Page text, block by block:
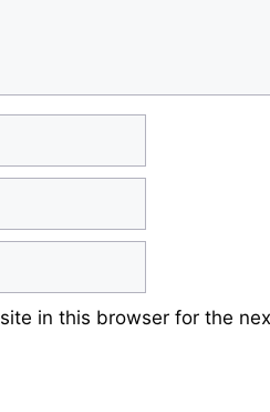
in this browser for the